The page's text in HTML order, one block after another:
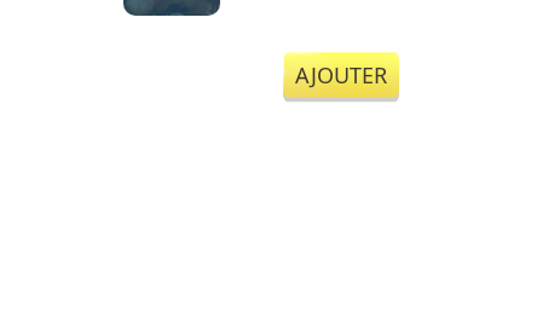
AJOUTER